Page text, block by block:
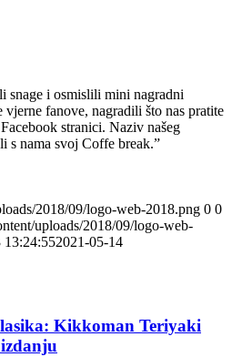
snage i osmislili mini nagradni
vjerne fanove, nagradili što nas pratite
stranici. Naziv našeg
s nama svoj Coffe break.”
2018/09/logo-web-2018.png 0 0
uploads/2018/09/logo-web-
13:24:552021-05-14
Kikkoman Teriyaki